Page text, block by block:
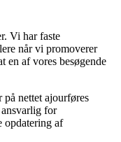
Vi har faste
når vi promoverer
en af vores besøgende
nettet ajourføres
for
opdatering af